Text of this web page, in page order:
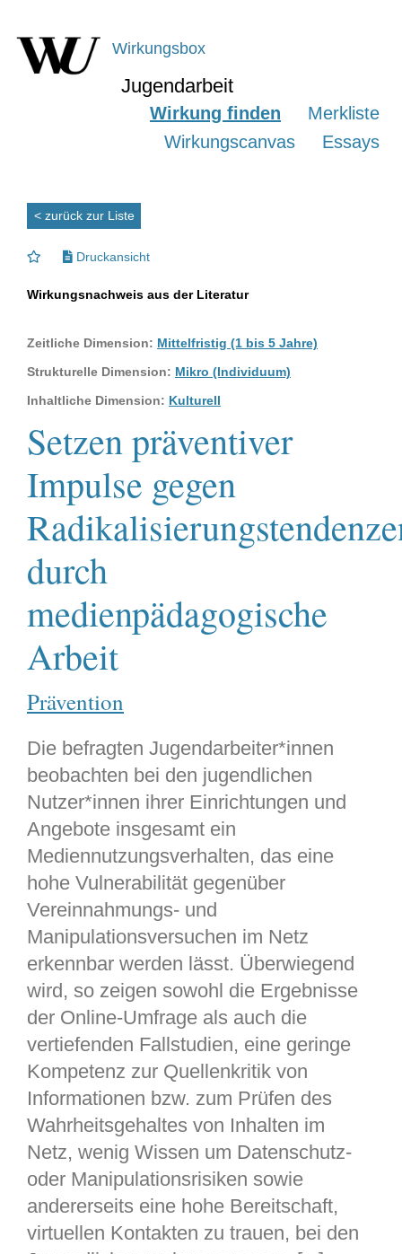
Wirkungsbox
Jugendarbeit
Wirkung finden
Merkliste
Wirkungscanvas
Essays
< zurück zur Liste
Druckansicht
Wirkungsnachweis aus der Literatur
Zeitliche Dimension: Mittelfristig (1 bis 5 Jahre)
Strukturelle Dimension: Mikro (Individuum)
Inhaltliche Dimension: Kulturell
Setzen präventiver
Impulse gegen
durch
medienpädagogische
Arbeit
Prävention
Die befragten Jugendarbeiter*innen
beobachten bei den jugendlichen
Nutzer*innen ihrer Einrichtungen und
Angebote insgesamt ein
Mediennutzungsverhalten, das eine
hohe Vulnerabilität gegenüber
Vereinnahmungs- und
Manipulationsversuchen im Netz
erkennbar werden lässt. Überwiegend
wird, so zeigen sowohl die Ergebnisse
der Online-Umfrage als auch die
vertiefenden Fallstudien, eine geringe
Kompetenz zur Quellenkritik von
Informationen bzw. zum Prüfen des
Wahrheitsgehaltes von Inhalten im
Netz, wenig Wissen um Datenschutz-
oder Manipulationsrisiken sowie
andererseits eine hohe Bereitschaft,
virtuellen Kontakten zu trauen, bei den